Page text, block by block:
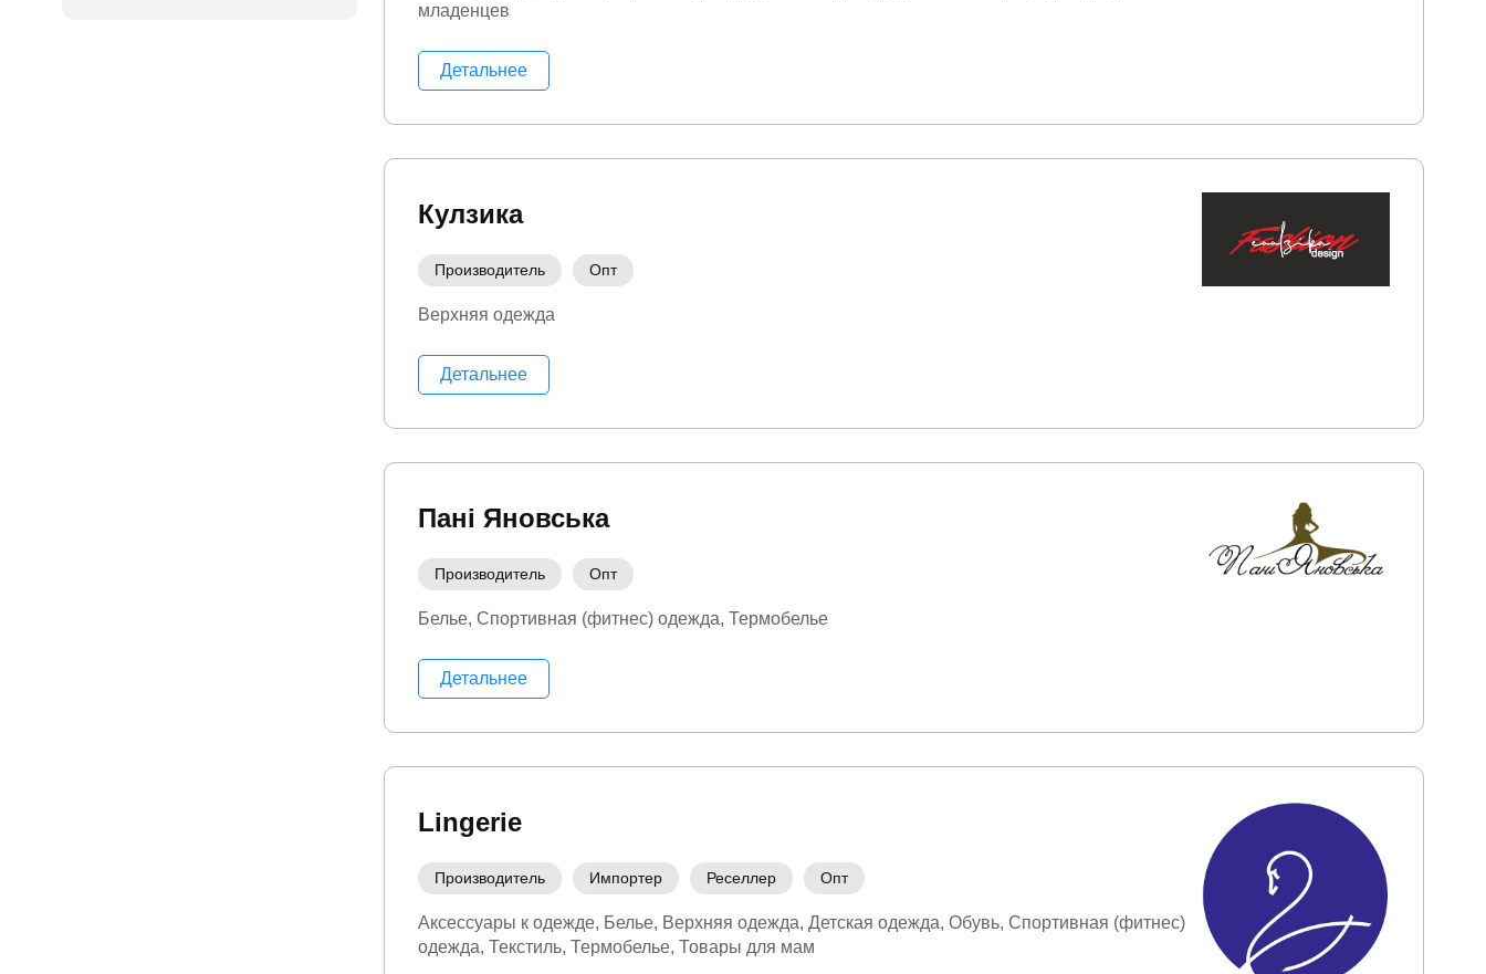
младенцев
Детальнее
Кулзика
Производитель Опт
Верхняя одежда
Детальнее
Пані Яновська
Производитель Опт
Белье Спортивная (фитнес) одежда Термобелье
Детальнее
Lingerie
Производитель Импортер Реселлер Опт
Аксессуары к одежде Белье Верхняя одежда Детская одежда Обувь Спортивная (фитнес)
одежда Текстиль Термобелье Товары для мам